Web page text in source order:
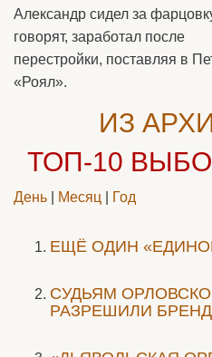
Александр сидел за
говорят, заработал после
перестройки, поставляя в
«Роял».
ИЗ
ТОП-10
День Месяц Год
ЕЩЁ ОДИН
CУДЬЯМ
РАЗРЕШИЛИ